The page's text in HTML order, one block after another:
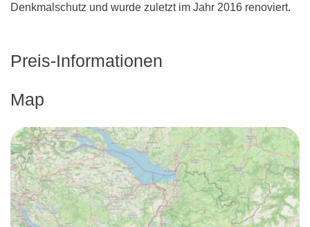
Denkmalschutz und wurde zuletzt im Jahr 2016 renoviert.
Preis-Informationen
Map